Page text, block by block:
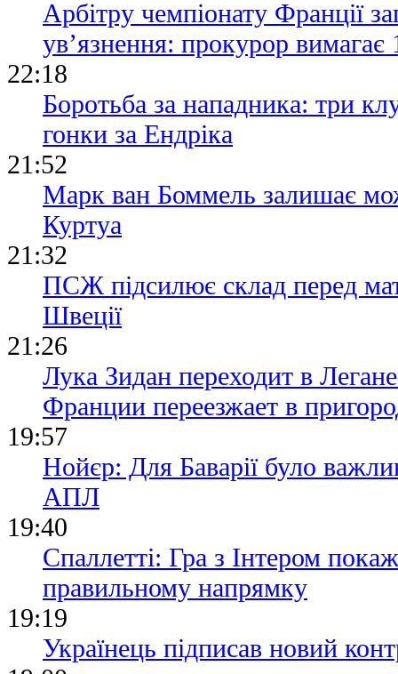
Арбітру чемпіонату Франції
ув’язнення: прокурор вимагає
22:18
Боротьба за нападника: три
гонки за Ендріка
21:52
Марк ван Боммель залишає
Куртуа
21:32
ПСЖ підсилює склад перед
Швеції
21:26
Лука Зидан переходит в
Франции переезжает в
19:57
Нойєр: Для Баварії було
АПЛ
19:40
Спаллетті: Гра з Інтером
правильному напрямку
19:19
Українець підписав новий